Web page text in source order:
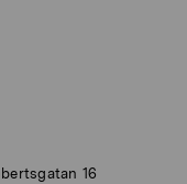
16